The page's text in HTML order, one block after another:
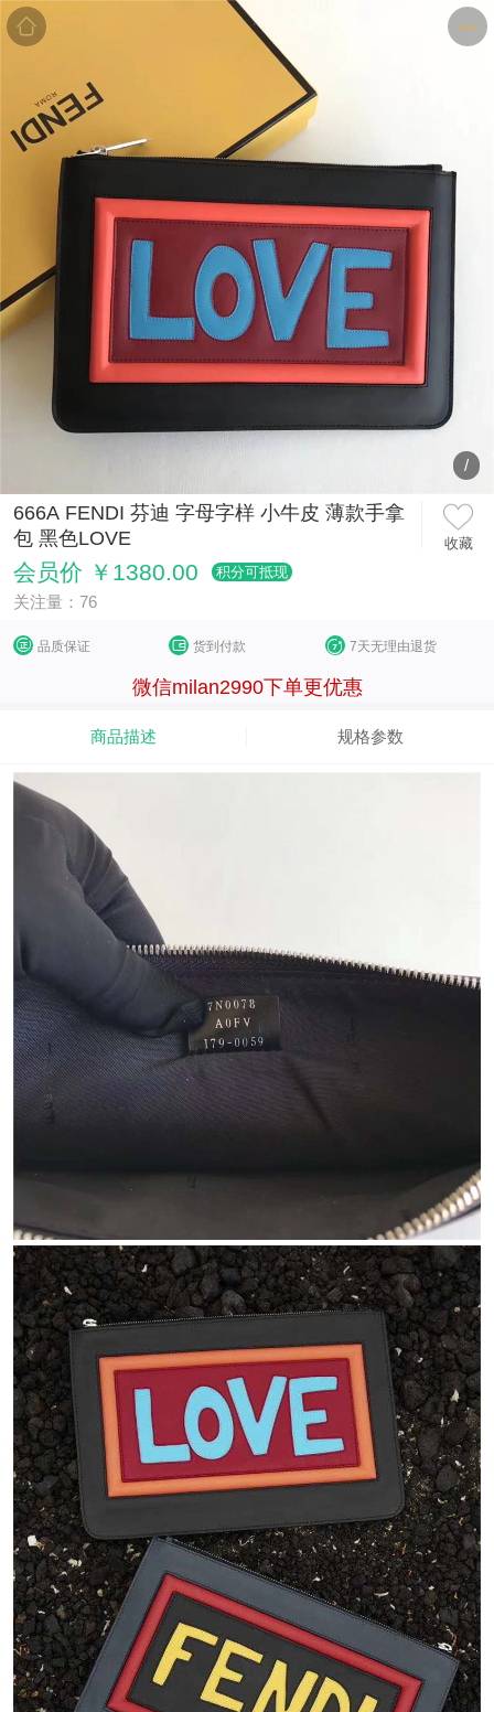
详情
/
666A FENDI 芬迪 字母字样 小牛皮 薄款手拿
包 黑色LOVE
收藏
会员价 ￥1380.00 积分可抵现
关注量：76
品质保证 货到付款 7天无理由退货
微信milan2990下单更优惠
商品描述 规格参数